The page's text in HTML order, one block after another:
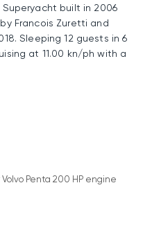
Superyacht built in 2006
Francois Zuretti and
Sleeping 12 guests in 6
at 11.00 kn/ph with a
Penta 200 HP engine